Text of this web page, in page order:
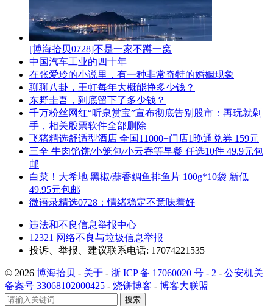
[博海拾贝0728]不是一家不蹲一窝
中国汽车工业的四十年
在张爱玲的小说里，有一种非常奇特的婚姻现象
聊聊八卦，王虹每年大概能挣多少钱？
东野圭吾，到底留下了多少钱？
千万粉丝网红“听泉赏宝”宣布彻底告别股市：再玩就剁
手，相关股票软件全部删除
飞猪精选舒适型酒店 全国11000+门店1晚通兑券 159元
三全 牛肉馅饼/小笼包/小云吞等早餐 任选10件 49.9元包
邮
白菜！大希地 黑椒/蒜香鲷鱼排鱼片 100g*10袋 新低
49.95元包邮
微语录精选0728：情绪稳定不意味着好
违法和不良信息举报中心
12321 网络不良与垃圾信息举报
投诉、举报、建议联系电话: 17074221535
© 2026 博海拾贝 - 关于 - 浙 ICP 备 17060020 号 - 2 - 公安机关
备案号 33068102000425 - 烧饼博客 - 博客大联盟
搜索